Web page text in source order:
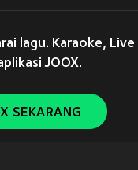
lagu. Karaoke, Live
JOOX.
SEKARANG